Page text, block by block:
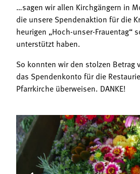
…sagen wir allen Kirchgängern in
die unsere Spendenaktion für die
heurigen „Hoch-unser-Frauentag“
unterstützt haben.
So konnten wir den stolzen Betrag
das Spendenkonto für die
Pfarrkirche überweisen. DANKE!